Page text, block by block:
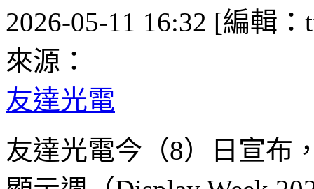
2026-05-11 16:32 [編輯：
來源：
友達光電
友達光電今（8）日宣布